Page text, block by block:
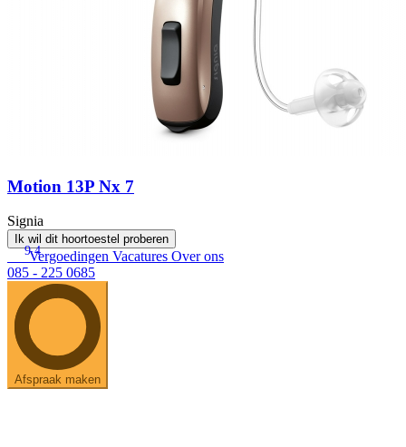
Motion 13P Nx 7
Signia
Ik wil dit hoortoestel proberen
9.4
Vergoedingen Vacatures Over ons
085 - 225 0685
Afspraak maken